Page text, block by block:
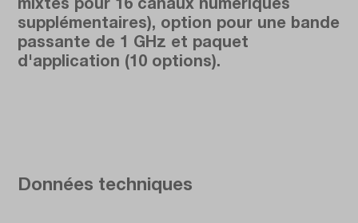
supplémentaires), option pour une bande
passante de 1 GHz et paquet
d'application (10 options).
Données techniques